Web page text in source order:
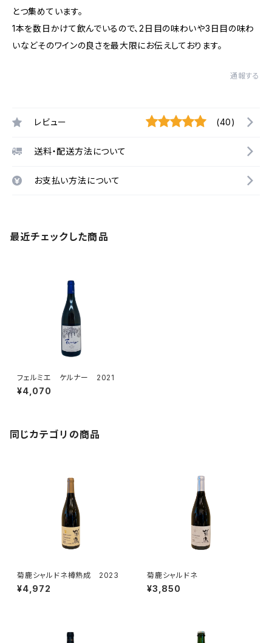
とつ集めています。
1本を数日かけて飲んでいるので、2日目の味わいや3日目の味わ
いなどそのワインの良さを最大限にお伝えしております。
通報する
レビュー (40)
送料・配送方法について
お支払い方法について
最近チェックした商品
フェルミエ ケルナー 2021
¥4,070
同じカテゴリの商品
菊鹿シャルドネ樽熟成 2023
¥4,972
菊鹿シャルドネ
¥3,850